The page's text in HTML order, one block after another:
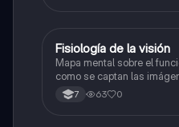
Biologia
Fisiología de la visión
Mapa mental sobre el
como se captan las
hacen. Estructuras y
7 63 0